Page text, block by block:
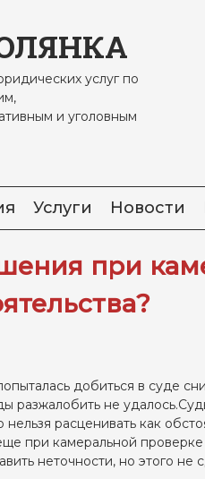
услуг по
и уголовным
Услуги Новости
при
добиться в суде
разжалобить не
нельзя расценивать как
при камеральной
неточности, но этого